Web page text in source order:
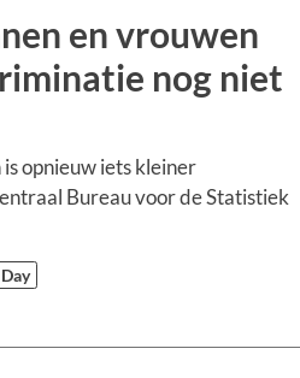
en vrouwen
nog niet
opnieuw iets kleiner
Bureau voor de Statistiek